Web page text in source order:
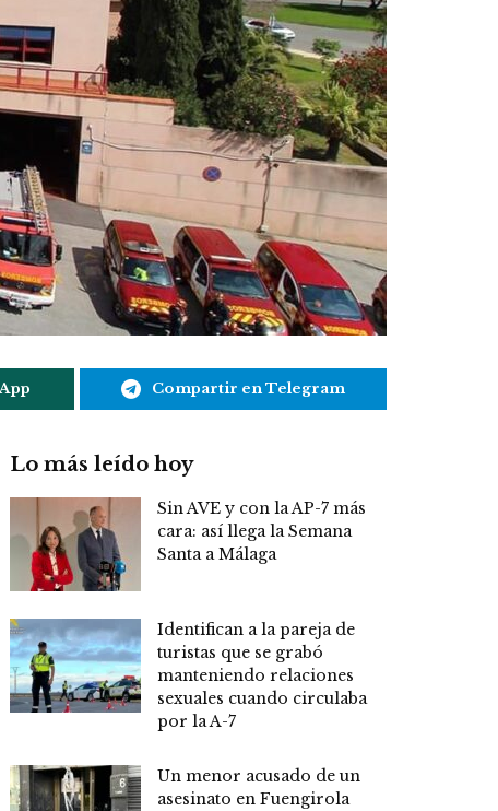
Compartir en Telegram
Lo más leído hoy
Sin AVE y con la AP-7 más
cara: así llega la Semana
Santa a Málaga
Identifican a la pareja de
turistas que se grabó
manteniendo relaciones
sexuales cuando circulaba
por la A-7
Un menor acusado de un
asesinato en Fuengirola